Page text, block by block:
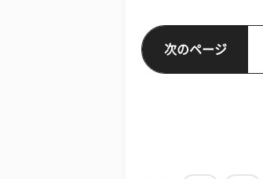
次のページ